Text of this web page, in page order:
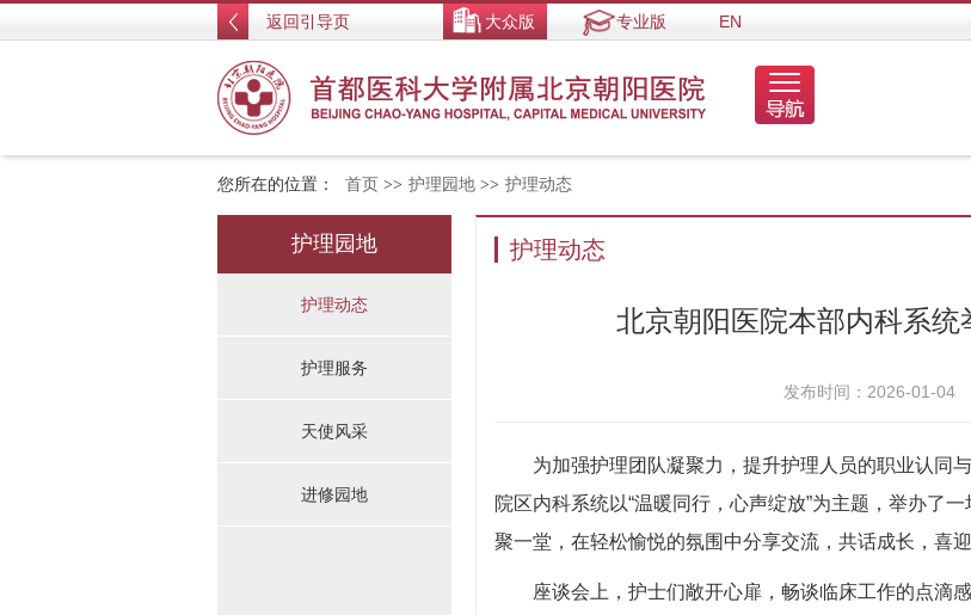
返回引导页 大众版 专业版 EN
您所在的位置： 首页 >> 护理园地 >> 护理动态
护理园地
护理动态
护理服务
天使风采
进修园地
护理动态
北京朝阳医院本部内科系
发布时间：2026-01-04
为加强护理团队凝聚力，提升护理人员的职业认同
院区内科系统以“温暖同行，心声绽放”为主题，举办了
聚一堂，在轻松愉悦的氛围中分享交流，共话成长，喜迎
座谈会上，护士们敞开心扉，畅谈临床工作的点滴